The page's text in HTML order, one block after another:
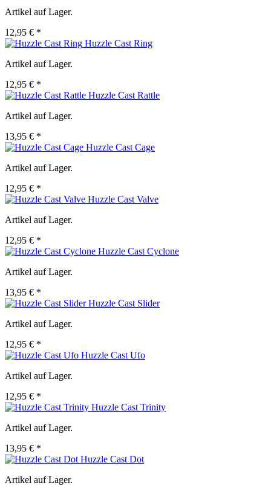
Artikel auf Lager.
12,95 € *
Huzzle Cast Ring
Artikel auf Lager.
12,95 € *
Huzzle Cast Rattle
Artikel auf Lager.
13,95 € *
Huzzle Cast Cage
Artikel auf Lager.
12,95 € *
Huzzle Cast Valve
Artikel auf Lager.
12,95 € *
Huzzle Cast Cyclone
Artikel auf Lager.
13,95 € *
Huzzle Cast Slider
Artikel auf Lager.
12,95 € *
Huzzle Cast Ufo
Artikel auf Lager.
12,95 € *
Huzzle Cast Trinity
Artikel auf Lager.
13,95 € *
Huzzle Cast Dot
Artikel auf Lager.